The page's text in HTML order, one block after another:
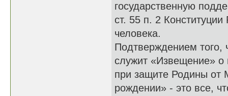
государственную
ст. 55 п. 2
человека.
Подтверждением того,
служит «Извещение» о
при защите Родины от
рождении» - это все,